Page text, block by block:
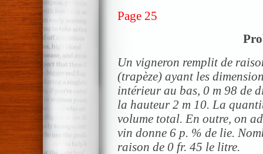
Page 25
Un vigneron remplit de
(trapèze) ayant les
intérieur au bas, 0 m 98 de
la hauteur 2 m 10. La
volume total. En outre, on
vin donne 6 p. % de lie.
raison de 0 fr. 45 le litre.